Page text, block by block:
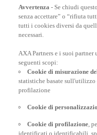
POLIZZE VIAGGIO
Avvertenza - Se chiudi
senza accettare” o “rifiuta
tutti i cookies diversi da
necessari.
AXA Partners e i suoi
seguenti scopi:
Cookie di misurazione
statistiche basate sull'utilizzo
profilazione
Cookie di
Cookie di profilazione,
identificati o identificabili,